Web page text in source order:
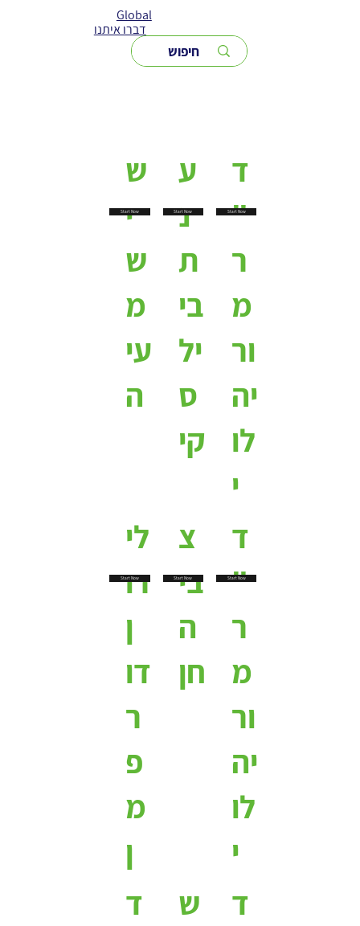
Global
דברו איתנו
ש
י
ש
מ
עי
ה
Start Now
ע
נ
ת
בי
יל
ס
קי
Start Now
ד
"
ר
מ
ור
יה
לו
י
Start Now
לי
רו
ן
דו
ר
פ
מ
ן
Start Now
צ
בי
ה
חן
Start Now
ד
"
ר
מ
ור
יה
לו
י
Start Now
ד
ש
ד